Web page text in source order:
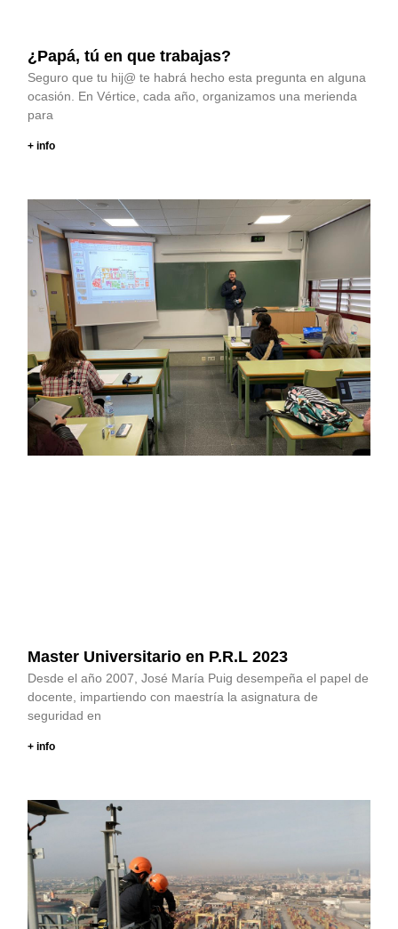
¿Papá, tú en que trabajas?
Seguro que tu hij@ te habrá hecho esta pregunta en alguna
ocasión. En Vértice, cada año, organizamos una merienda
para
+ info
Master Universitario en P.R.L 2023
Desde el año 2007, José María Puig desempeña el papel de
docente, impartiendo con maestría la asignatura de
seguridad en
+ info